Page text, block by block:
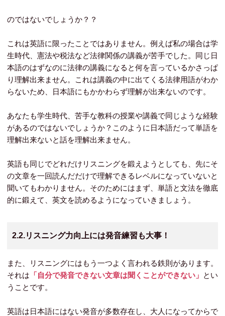
のではないでしょうか？？
これは英語に限ったことではありません。例えば私の場合は学
生時代、憲法や税法など法律関係の講義が苦手でした。同じ日
本語のはずなのに法律の講義になると何を言っているかさっぱ
り理解出来ません。これは講義の中に出てくる法律用語がわか
らないため、日本語にもかかわらず理解が出来ないのです。
あなたも学生時代、苦手な教科の授業や講義で同じような経験
があるのではないでしょうか？このように日本語だって単語を
理解出来ないと話を理解出来ません。
英語も同じでどれだけリスニングを鍛えようとしても、先にそ
の文章を一回読んだだけで理解できるレベルになっていないと
聞いてもわかりません。そのためにはまず、単語と文法を徹底
的に鍛えて、英文を読めるようになっていきましょう。
2.2.リスニング力向上には発音練習も大事！
また、リスニングにはもう一つよく言われる鉄則があります。
それは 「自分で発音できない文章は聞くことができない」 とい
うことです。
英語は日本語にはない発音が多数存在し、大人になってからで